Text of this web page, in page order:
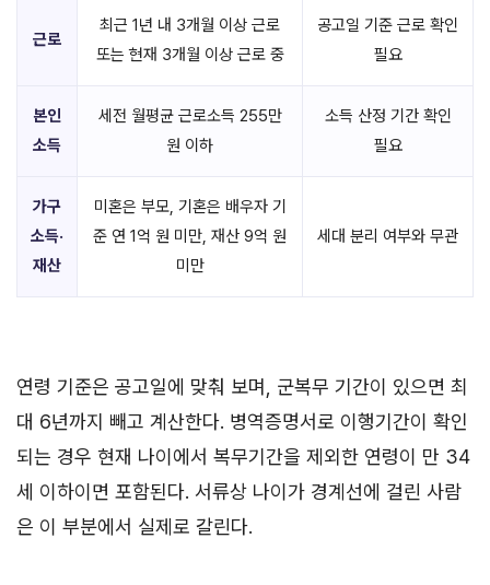
근로
최근 1년 내 3개월 이상 근로
또는 현재 3개월 이상 근로 중
공고일 기준 근로 확인
필요
본인
소득
세전 월평균 근로소득 255만
원 이하
소득 산정 기간 확인
필요
가구
소득·
재산
미혼은 부모, 기혼은 배우자 기
준 연 1억 원 미만, 재산 9억 원
미만
세대 분리 여부와 무관
연령 기준은 공고일에 맞춰 보며, 군복무 기간이 있으면 최
대 6년까지 빼고 계산한다. 병역증명서로 이행기간이 확인
되는 경우 현재 나이에서 복무기간을 제외한 연령이 만 34
세 이하이면 포함된다. 서류상 나이가 경계선에 걸린 사람
은 이 부분에서 실제로 갈린다.